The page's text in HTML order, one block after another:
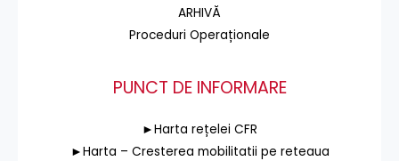
ARHIVĂ
Proceduri Operaționale
PUNCT DE INFORMARE
►Harta rețelei CFR
►Harta – Cresterea mobilitatii pe reteaua